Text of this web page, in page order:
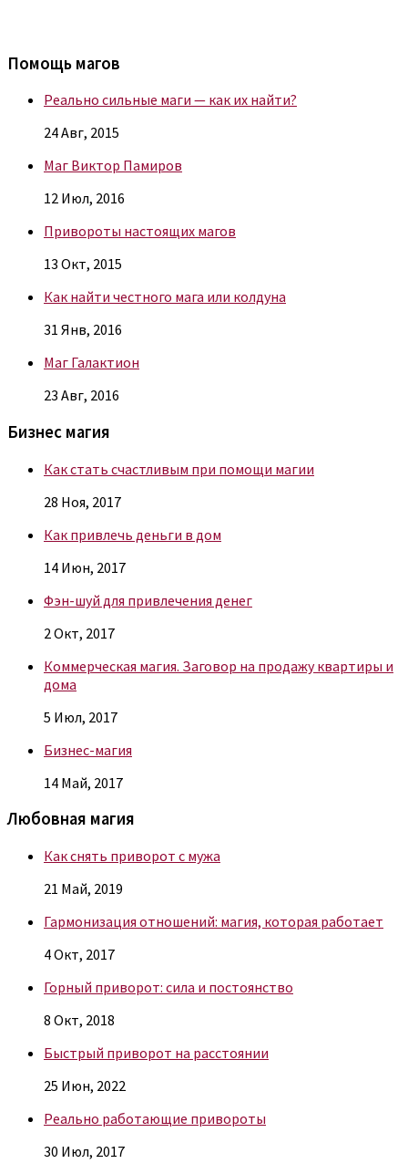
Помощь магов
Реально сильные маги — как их найти?
24 Авг, 2015
Маг Виктор Памиров
12 Июл, 2016
Привороты настоящих магов
13 Окт, 2015
Как найти честного мага или колдуна
31 Янв, 2016
Маг Галактион
23 Авг, 2016
Бизнес магия
Как стать счастливым при помощи магии
28 Ноя, 2017
Как привлечь деньги в дом
14 Июн, 2017
Фэн-шуй для привлечения денег
2 Окт, 2017
Коммерческая магия. Заговор на продажу квартиры и
дома
5 Июл, 2017
Бизнес-магия
14 Май, 2017
Любовная магия
Как снять приворот с мужа
21 Май, 2019
Гармонизация отношений: магия, которая работает
4 Окт, 2017
Горный приворот: сила и постоянство
8 Окт, 2018
Быстрый приворот на расстоянии
25 Июн, 2022
Реально работающие привороты
30 Июл, 2017